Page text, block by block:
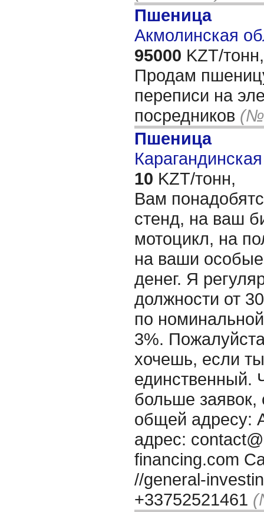
Пшеница
Акмолинская
95000 KZT/тонн,
Продам
переписи на
посредников
Пшеница
10 KZT/тонн,
Вам
стенд, на ваш
мотоцикл, на
на ваши
денег. Я
должности от
по
3%.
хочешь, если
единственный.
больше заявок,
общей адресу:
адрес:
financing.com
//general-
+33752521461